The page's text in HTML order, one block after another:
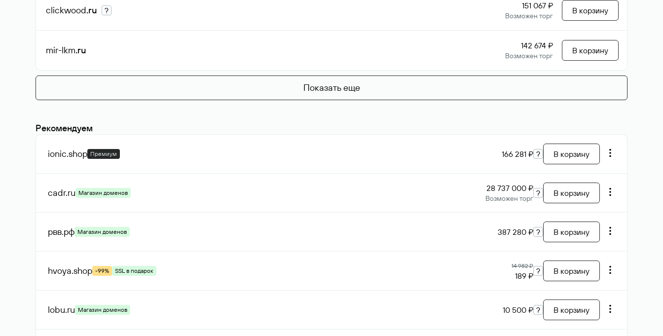
clickwood.ru ? 151 067 ₽
Возможен торг
В корзину
mir-lkm.ru 142 674 ₽
Возможен торг
В корзину
Показать еще
Рекомендуем
ionic.shop Премиум 166 281 ₽ ? В корзину
cadr.ru Магазин доменов 28 737 000 ₽
Возможен торг
? В корзину
рвв.рф Магазин доменов 387 280 ₽ ? В корзину
hvoya.shop -99% SSL в подарок
14 982 ₽
189 ₽ ? В корзину
lobu.ru Магазин доменов 10 500 ₽ ? В корзину